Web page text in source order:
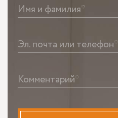
Имя и фамилия*
Эл. почта или телефон*
Комментарий*